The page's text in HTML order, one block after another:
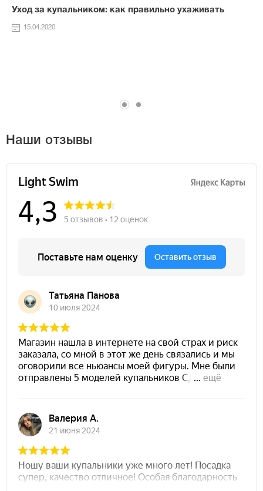
Уход за купальником: как правильно ухаживать
15.04.2020
Наши отзывы